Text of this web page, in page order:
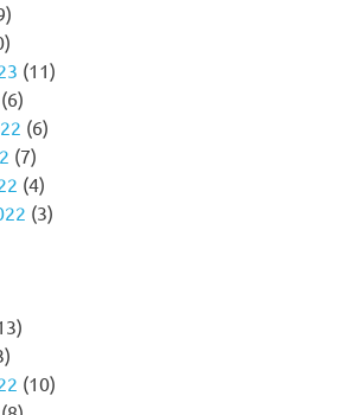
(11)
(6)
(6)
(7)
(4)
(3)
(10)